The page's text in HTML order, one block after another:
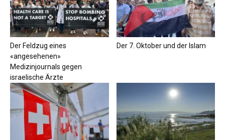
Der Feldzug eines
«angesehenen»
Medizinjournals gegen
israelische Ärzte
Der 7. Oktober und der Islam